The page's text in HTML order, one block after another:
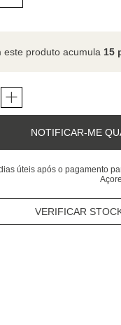
este produto acumula 15
NOTIFICAR-ME
úteis após o pagamento
VERIFICAR